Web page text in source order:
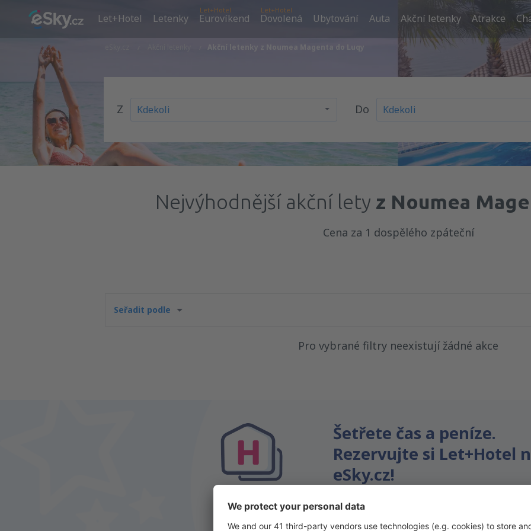
Let+Hotel Letenky
Let+Hotel
Eurovíkend
Let+Hotel
Dovolená Ubytování Auta Akční letenky Atrakce
Akční letenky z Noumea Magenta do Luqy
Z Do
Nejvýhodnější akční lety z Noumea
Cena za 1 dospělého zpáteční
Seřadit podle
Pro vybrané filtry neexistují žádné akce
Šetřete čas a peníze.
Rezervujte si Let+Hotel
eSky.cz!
Klikněte sem